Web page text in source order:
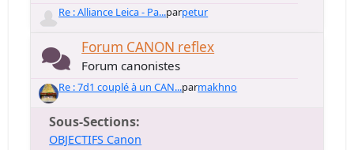
Re : Alliance Leica - Pa...parpetur
Forum CANON reflex
Forum canonistes
Re : 7d1 couplé à un CAN...parmakhno
Sous-Sections
OBJECTIFS Canon